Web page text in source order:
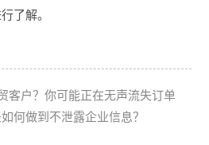
了解。
客户？你可能正在无声流失订单
何做到不泄露企业信息？